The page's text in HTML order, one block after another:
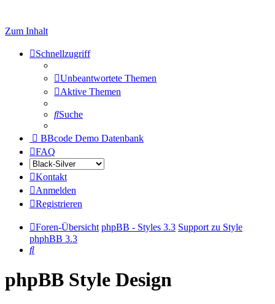
Zum Inhalt
Schnellzugriff
Unbeantwortete Themen
Aktive Themen
Suche
BBcode Demo Datenbank
FAQ
Kontakt
Anmelden
Registrieren
Foren-Übersicht phpBB - Styles 3.3 Support zu Style
phphBB 3.3
Suche
phpBB Style Design